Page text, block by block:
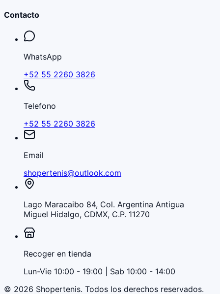
Contacto
WhatsApp
+52 55 2260 3826
Telefono
+52 55 2260 3826
Email
shopertenis@outlook.com
Lago Maracaibo 84, Col. Argentina Antigua
Miguel Hidalgo, CDMX, C.P. 11270
Recoger en tienda
Lun-Vie 10:00 - 19:00 | Sab 10:00 - 14:00
© 2026 Shopertenis. Todos los derechos reservados.